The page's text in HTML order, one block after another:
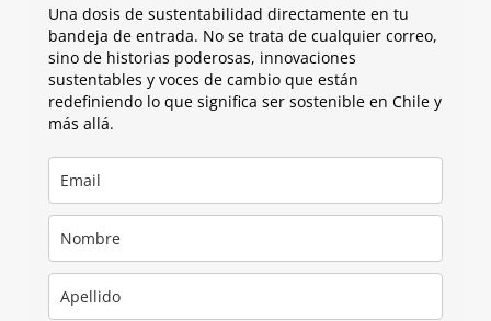
Una dosis de sustentabilidad directamente en tu
bandeja de entrada. No se trata de cualquier correo,
sino de historias poderosas, innovaciones
sustentables y voces de cambio que están
redefiniendo lo que significa ser sostenible en Chile y
más allá.